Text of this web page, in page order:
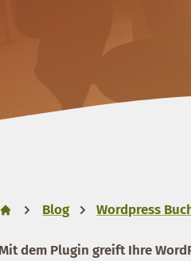
Blog Wordpress
dem Plugin greift Ihre